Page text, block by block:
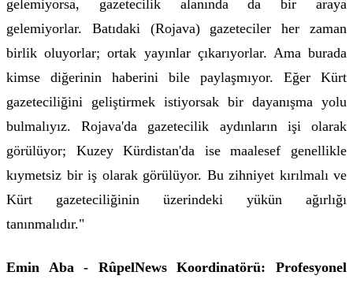
gelemiyorsa, gazetecilik alanında da bir araya
gelemiyorlar. Batıdaki (Rojava) gazeteciler her zaman
birlik oluyorlar; ortak yayınlar çıkarıyorlar. Ama burada
kimse diğerinin haberini bile paylaşmıyor. Eğer Kürt
gazeteciliğini geliştirmek istiyorsak bir dayanışma yolu
bulmalıyız. Rojava'da gazetecilik aydınların işi olarak
görülüyor; Kuzey Kürdistan'da ise maalesef genellikle
kıymetsiz bir iş olarak görülüyor. Bu zihniyet kırılmalı ve
Kürt gazeteciliğinin üzerindeki yükün ağırlığı
tanınmalıdır."
Emin Aba - RûpelNews Koordinatörü: Profesyonel